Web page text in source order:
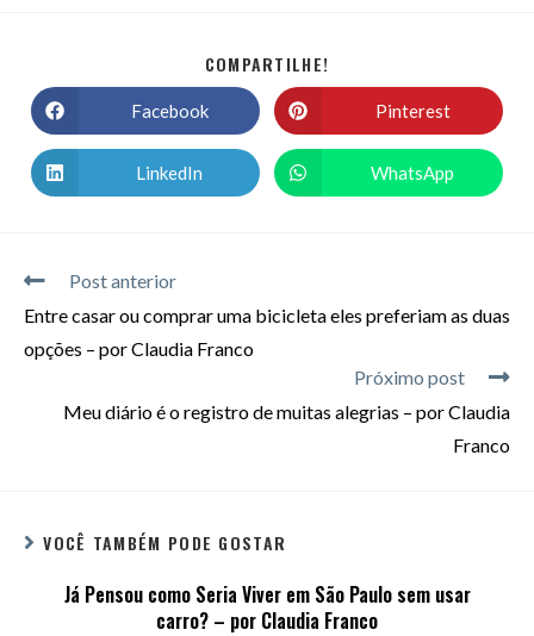
COMPARTILHE!
Facebook Pinterest
LinkedIn WhatsApp
Post anterior
Entre casar ou comprar uma bicicleta eles preferiam as duas
opções – por Claudia Franco
Próximo post
Meu diário é o registro de muitas alegrias – por Claudia
Franco
VOCÊ TAMBÉM PODE GOSTAR
Já Pensou como Seria Viver em São Paulo sem usar
carro? – por Claudia Franco